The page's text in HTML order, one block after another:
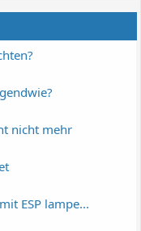
nicht mehr
ESP lampe...